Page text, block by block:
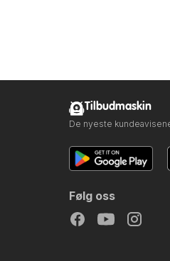
Tilbudmaskin
De nyeste
Følg oss